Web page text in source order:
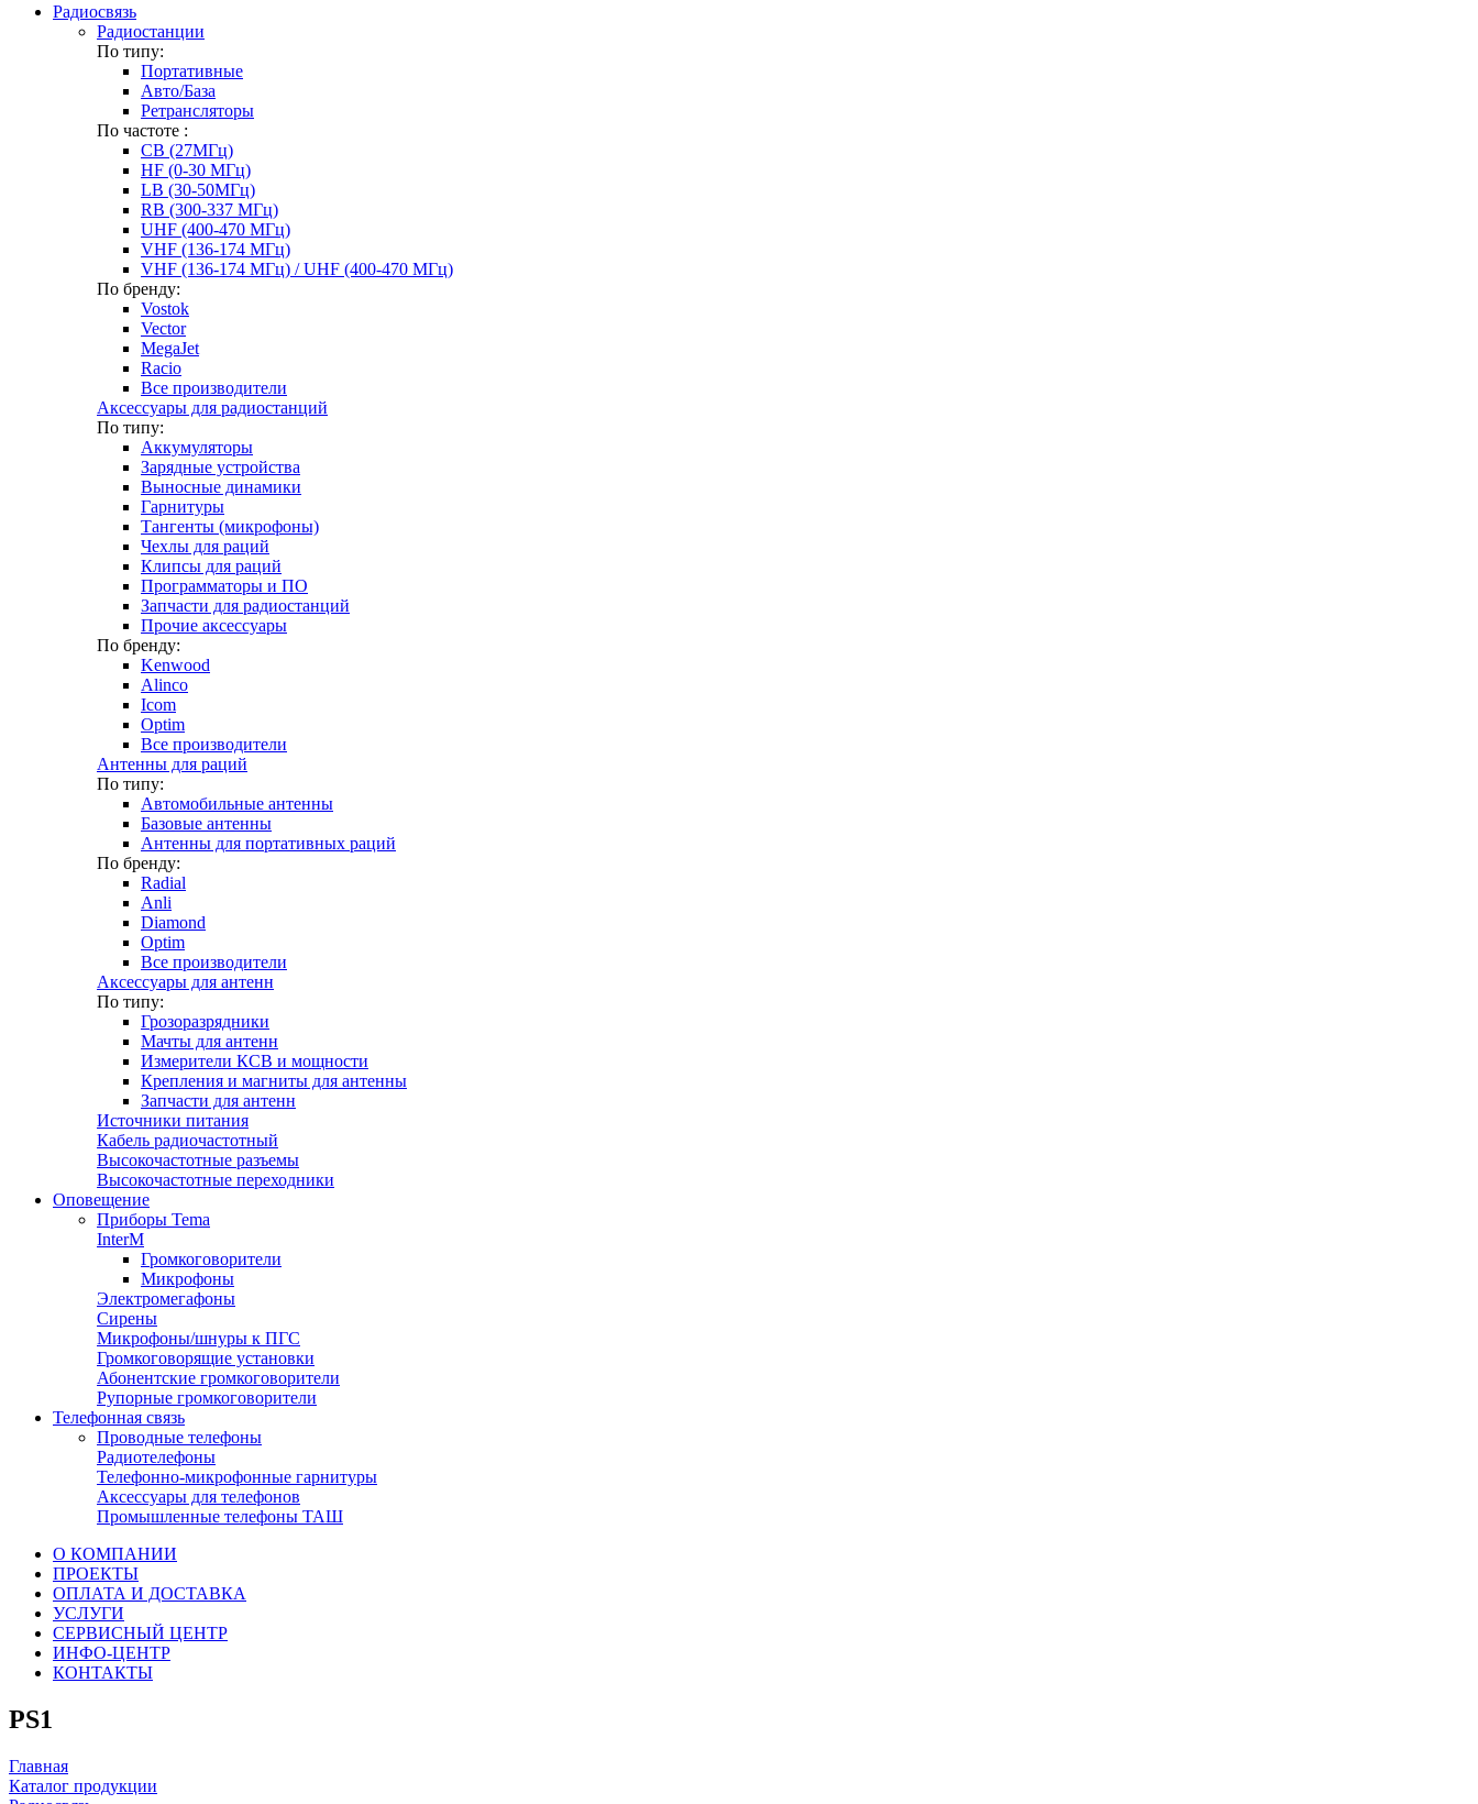
Радиосвязь
Радиостанции
По типу:
Портативные
Авто/База
Ретрансляторы
По частоте :
CB (27МГц)
HF (0-30 МГц)
LB (30-50МГц)
RB (300-337 МГц)
UHF (400-470 МГц)
VHF (136-174 МГц)
VHF (136-174 МГц) / UHF (400-470 МГц)
По бренду:
Vostok
Vector
MegaJet
Racio
Все производители
Аксессуары для радиостанций
По типу:
Аккумуляторы
Зарядные устройства
Выносные динамики
Гарнитуры
Тангенты (микрофоны)
Чехлы для раций
Клипсы для раций
Программаторы и ПО
Запчасти для радиостанций
Прочие аксессуары
По бренду:
Kenwood
Alinco
Icom
Optim
Все производители
Антенны для раций
По типу:
Автомобильные антенны
Базовые антенны
Антенны для портативных раций
По бренду:
Radial
Anli
Diamond
Optim
Все производители
Аксессуары для антенн
По типу:
Грозоразрядники
Мачты для антенн
Измерители КСВ и мощности
Крепления и магниты для антенны
Запчасти для антенн
Источники питания
Кабель радиочастотный
Высокочастотные разъемы
Высокочастотные переходники
Оповещение
Приборы Tema
InterM
Громкоговорители
Микрофоны
Электромегафоны
Сирены
Микрофоны/шнуры к ПГС
Громкоговорящие установки
Абонентские громкоговорители
Рупорные громкоговорители
Телефонная связь
Проводные телефоны
Радиотелефоны
Телефонно-микрофонные гарнитуры
Аксессуары для телефонов
Промышленные телефоны ТАШ
О КОМПАНИИ
ПРОЕКТЫ
ОПЛАТА И ДОСТАВКА
УСЛУГИ
СЕРВИСНЫЙ ЦЕНТР
ИНФО-ЦЕНТР
КОНТАКТЫ
PS1
Главная
Каталог продукции